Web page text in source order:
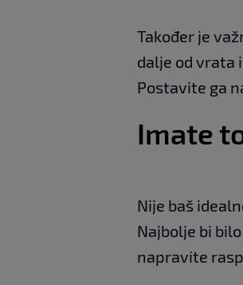
Također je
dalje od vrata
Postavite ga
Imate
Nije baš
Najbolje bi
napravite